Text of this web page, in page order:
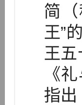
简
王”
王
《
指出